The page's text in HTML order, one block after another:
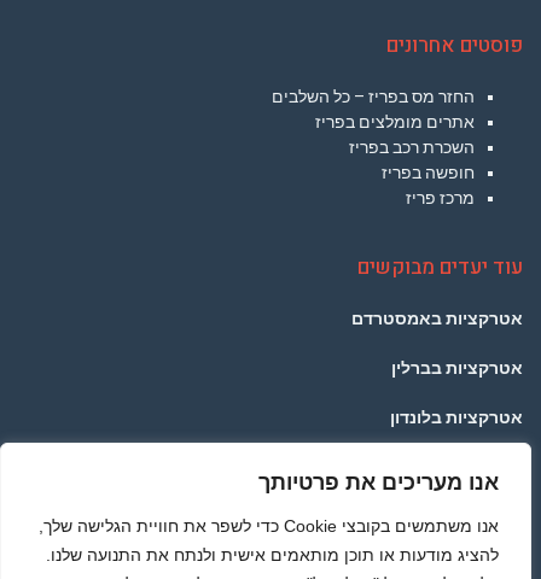
אנו מעריכים את פרטיותך
אנו משתמשים בקובצי Cookie כדי לשפר את חוויית הגלישה שלך,
להציג מודעות או תוכן מותאמים אישית ולנתח את התנועה שלנו.
פוסטים אחרונים
החזר מס בפריז – כל השלבים
אתרים מומלצים בפריז
השכרת רכב בפריז
חופשה בפריז
מרכז פריז
עוד יעדים מבוקשים
אטרקציות באמסטרדם
אטרקציות בברלין
אטרקציות בלונדון
אטרקציות ברומא